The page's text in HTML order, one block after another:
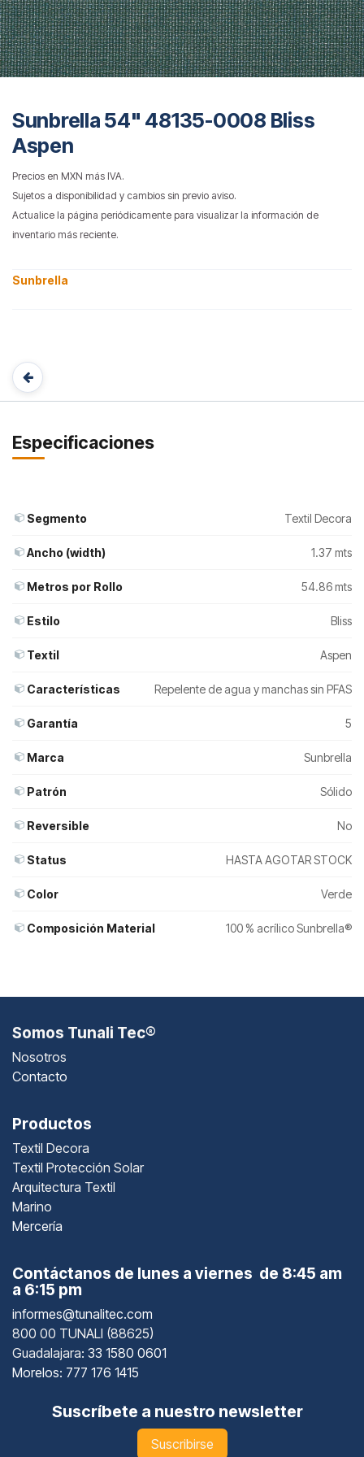
Sunbrella 54" 48135-0008 Bliss
Aspen
Precios en MXN más IVA.
Sujetos a disponibilidad y cambios sin previo aviso.
Actualice la página periódicamente para visualizar la información de
inventario más reciente.
Sunbrella
Especificaciones
Segmento Textil Decora
Ancho (width) 1.37 mts
Metros por Rollo 54.86 mts
Estilo Bliss
Textil Aspen
Características Repelente de agua y manchas sin PFAS
Garantía 5
Marca Sunbrella
Patrón Sólido
Reversible No
Status HASTA AGOTAR STOCK
Color Verde
Composición Material 100 % acrílico Sunbrella®
Somos Tunali Tec®
Nosotros
Contacto
Productos
Textil Decora
Textil Protección Solar
Arquitectura Textil
Marino
Mercería
Contáctanos de lunes a viernes de 8:45 am
a 6:15 pm
informes@tunalitec.com
800 00 TUNALI (88625)
Guadalajara: 33 1580 0601
Morelos: 777 176 1415
Suscríbete a nuestro newsletter
Suscribirse